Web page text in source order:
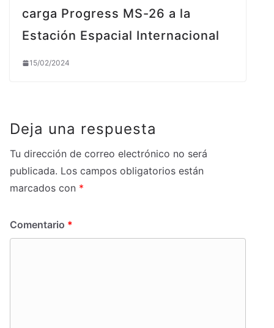
carga Progress MS-26 a la
Estación Espacial Internacional
15/02/2024
Deja una respuesta
Tu dirección de correo electrónico no será
publicada. Los campos obligatorios están
marcados con *
Comentario *